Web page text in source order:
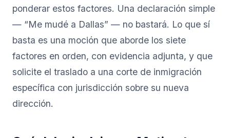
ponderar estos factores. Una declaración simple
— “Me mudé a Dallas” — no bastará. Lo que sí
basta es una moción que aborde los siete
factores en orden, con evidencia adjunta, y que
solicite el traslado a una corte de inmigración
específica con jurisdicción sobre su nueva
dirección.